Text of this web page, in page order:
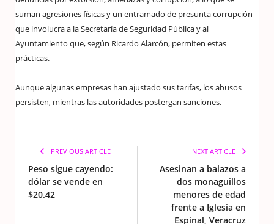
suman agresiones físicas y un entramado de presunta corrupción
que involucra a la Secretaría de Seguridad Pública y al
Ayuntamiento que, según Ricardo Alarcón, permiten estas
prácticas.
Aunque algunas empresas han ajustado sus tarifas, los abusos
persisten, mientras las autoridades postergan sanciones.
PREVIOUS ARTICLE
Peso sigue cayendo:
dólar se vende en
$20.42
NEXT ARTICLE
Asesinan a balazos a
dos monaguillos
menores de edad
frente a Iglesia en
Espinal, Veracruz